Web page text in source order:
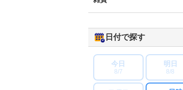
日付で探す
今日
8/7
明日
8/8